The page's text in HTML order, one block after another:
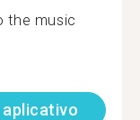
the music
aplicativo